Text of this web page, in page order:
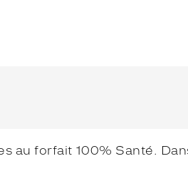
au forfait 100% Santé.